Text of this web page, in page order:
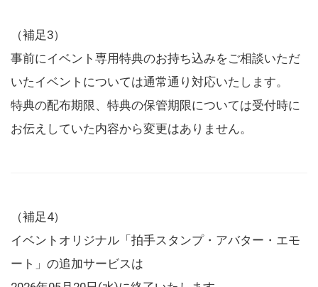
（補足3）
事前にイベント専用特典のお持ち込みをご相談いただ
いたイベントについては通常通り対応いたします。
特典の配布期限、特典の保管期限については受付時に
お伝えしていた内容から変更はありません。
（補足4）
イベントオリジナル「拍手スタンプ・アバター・エモ
ート」の追加サービスは